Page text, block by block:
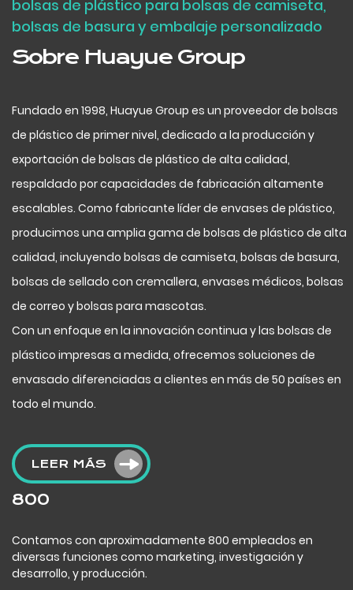
bolsas de plástico para bolsas de camiseta,
bolsas de basura y embalaje personalizado
Sobre Huayue Group
Fundado en 1998, Huayue Group es un proveedor de bolsas
de plástico de primer nivel, dedicado a la producción y
exportación de bolsas de plástico de alta calidad,
respaldado por capacidades de fabricación altamente
escalables. Como fabricante líder de envases de plástico,
producimos una amplia gama de bolsas de plástico de alta
calidad, incluyendo bolsas de camiseta, bolsas de basura,
bolsas de sellado con cremallera, envases médicos, bolsas
de correo y bolsas para mascotas.
Con un enfoque en la innovación continua y las bolsas de
plástico impresas a medida, ofrecemos soluciones de
envasado diferenciadas a clientes en más de 50 países en
todo el mundo.
LEER MÁS
800
Contamos con aproximadamente 800 empleados en
diversas funciones como marketing, investigación y
desarrollo, y producción.